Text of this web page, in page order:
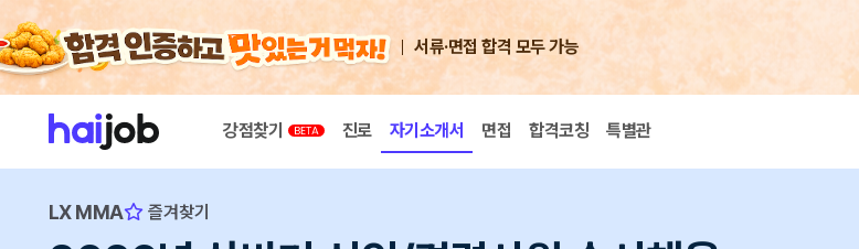
서류·면접 합격 모두 가능
강점찾기 진로 자기소개서 면접 합격코칭 특별관
LX MMA 즐겨찾기